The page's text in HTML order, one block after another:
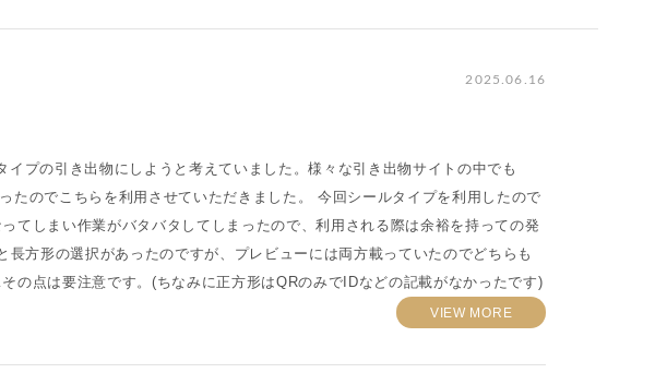
2025.06.16
プの引き出物にしようと考えていました。様々な引き出物サイトの中でも
たのでこちらを利用させていただきました。 今回シールタイプを利用したので
てしまい作業がバタバタしてしまったので、利用される際は余裕を持っての発
方形の選択があったのですが、プレビューには両方載っていたのでどちらも
点は要注意です。(ちなみに正方形はQRのみでIDなどの記載がなかったです)
VIEW MORE